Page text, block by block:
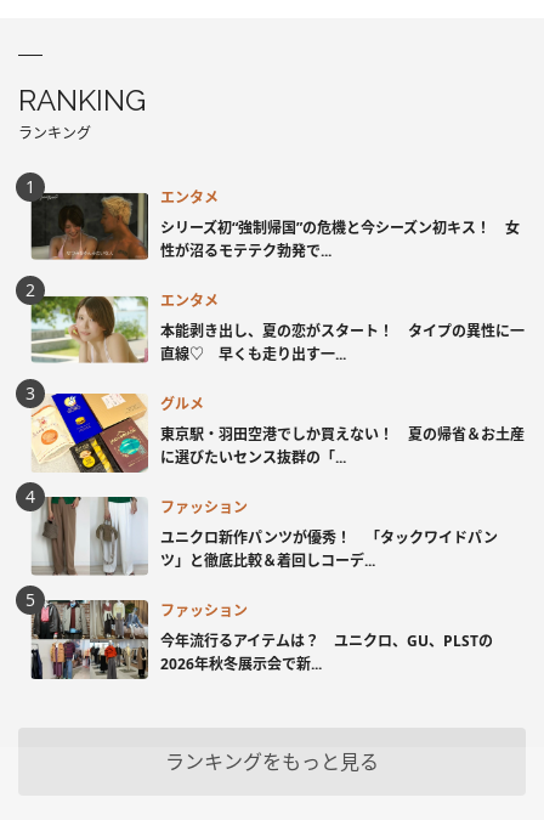
RANKING
ランキング
エンタメ
シリーズ初“強制帰国”の危機と今シーズン初キス！ 女
性が沼るモテテク勃発で...
エンタメ
本能剥き出し、夏の恋がスタート！ タイプの異性に一
直線♡ 早くも走り出す一...
グルメ
東京駅・羽田空港でしか買えない！ 夏の帰省＆お土産
に選びたいセンス抜群の「...
ファッション
ユニクロ新作パンツが優秀！ 「タックワイドパン
ツ」と徹底比較＆着回しコーデ...
ファッション
今年流行るアイテムは？ ユニクロ、GU、PLSTの
2026年秋冬展示会で新...
ランキングをもっと見る